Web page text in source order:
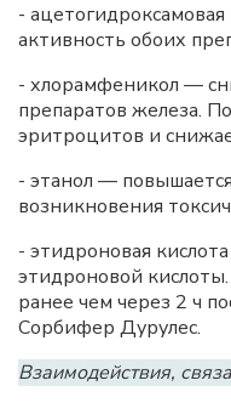
-
активность обоих
- хлорамфеникол —
препаратов железа.
эритроцитов и
- этанол —
возникновения
- этидроновая
этидроновой
ранее чем через 2 ч
Сорбифер Дурулес.
Взаимодействия,